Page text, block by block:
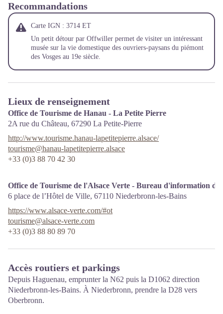
Recommandations
Carte IGN : 3714 ET
Un petit détour par Offwiller permet de visiter un intéressant
musée sur la vie domestique des ouvriers-paysans du piémont
des Vosges au 19e siècle.
Lieux de renseignement
Office de Tourisme de Hanau - La Petite Pierre
2A rue du Château, 67290 La Petite-Pierre
http://www.tourisme.hanau-lapetitepierre.alsace/
tourisme@hanau-lapetitepierre.alsace
+33 (0)3 88 70 42 30
Office de Tourisme de l'Alsace Verte - Bureau d'information
6 place de l’Hôtel de Ville, 67110 Niederbronn-les-Bains
https://www.alsace-verte.com/#ot
tourisme@alsace-verte.com
+33 (0)3 88 80 89 70
Accès routiers et parkings
Depuis Haguenau, emprunter la N62 puis la D1062 direction
Niederbronn-les-Bains. À Niederbronn, prendre la D28 vers
Oberbronn.